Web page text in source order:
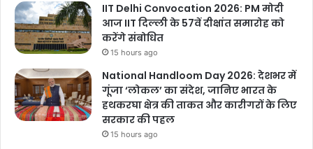
IIT Delhi Convocation 2026: PM मोदी
आज IIT दिल्ली के 57वें दीक्षांत समारोह को
करेंगे संबोधित
15 hours ago
National Handloom Day 2026: देशभर में
गूंजा ‘लोकल’ का संदेश, जानिए भारत के
हथकरघा क्षेत्र की ताकत और कारीगरों के लिए
सरकार की पहल
15 hours ago